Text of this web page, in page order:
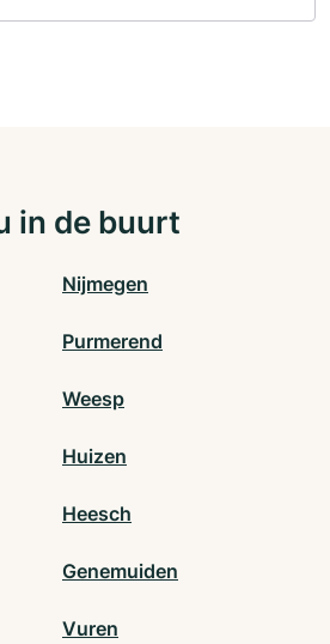
in de buurt
Nijmegen
Purmerend
Weesp
Huizen
Heesch
Genemuiden
Vuren